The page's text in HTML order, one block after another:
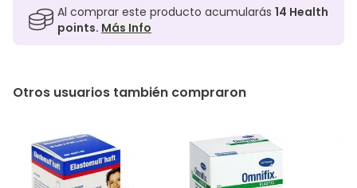
Al comprar este producto acumularás 14 Health
points. Más Info
Otros usuarios también compraron